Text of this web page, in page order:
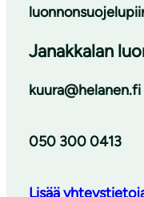
Janakkalan
kuura@helanen.fi
050 300 0413
Lisää